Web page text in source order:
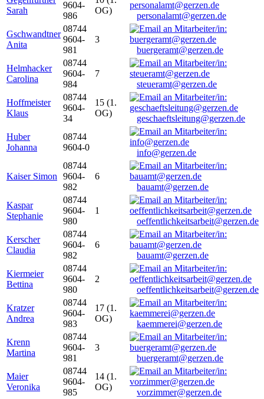
Sarah
9604-
986
OG)
personalamt@gerzen.de
Gschwandtner
Anita
08744
9604-
981
3
buergeramt@gerzen.de
Helmhacker
Carolina
08744
9604-
984
7
steueramt@gerzen.de
Hoffmeister
Klaus
08744
9604-
34
15 (1.
OG)
geschaeftsleitung@gerzen.de
Huber
Johanna
08744
9604-0
info@gerzen.de
Kaiser Simon
08744
9604-
982
6
bauamt@gerzen.de
Kaspar
Stephanie
08744
9604-
980
1
oeffentlichkeitsarbeit@gerzen.de
Kerscher
Claudia
08744
9604-
982
6
bauamt@gerzen.de
Kiermeier
Bettina
08744
9604-
980
2
oeffentlichkeitsarbeit@gerzen.de
Kratzer
Andrea
08744
9604-
983
17 (1.
OG)
kaemmerei@gerzen.de
Krenn
Martina
08744
9604-
981
3
buergeramt@gerzen.de
Maier
Veronika
08744
9604-
985
14 (1.
OG)
vorzimmer@gerzen.de